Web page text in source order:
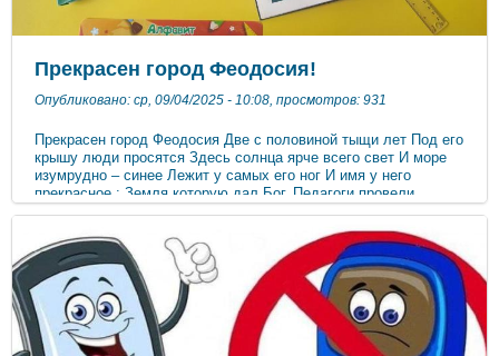
Прекрасен город Феодосия!
Опубликовано: ср, 09/04/2025 - 10:08, просмотров: 931
Прекрасен город Феодосия Две с половиной тыщи лет Под его
крышу люди просятся Здесь солнца ярче всего свет И море
изумрудно – синее Лежит у самых его ног И имя у него
прекрасное : Земля которую дал Бог. Педагоги провели